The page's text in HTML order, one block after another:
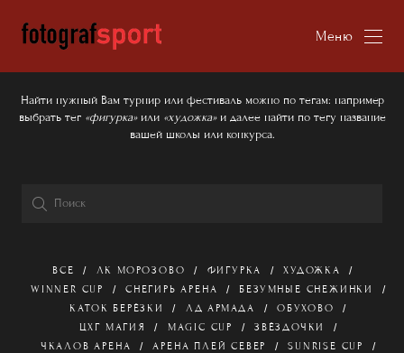
Меню
Найти нужный Вам турнир или фестиваль можно по тегам: например
выбрать тег «фигурка»или «художка»и далее найти по тегу название
вашей школы или конкурса.
ВСЕ ЛК МОРОЗОВО ФИГУРКА
ХУДОЖКА
WINNER CUP
СНЕГИРЬ АРЕНА
БЕЗУМНЫЕ СНЕЖИНКИ
КАТОК БЕРЁЗКИ
ЛД АРМАДА
ОБУХОВО
ЦХГ МАГИЯ
MAGIC CUP
ЗВЁЗДОЧКИ
ЧКАЛОВ АРЕНА
АРЕНА ПЛЕЙ СЕВЕР
SUNRISE CUP